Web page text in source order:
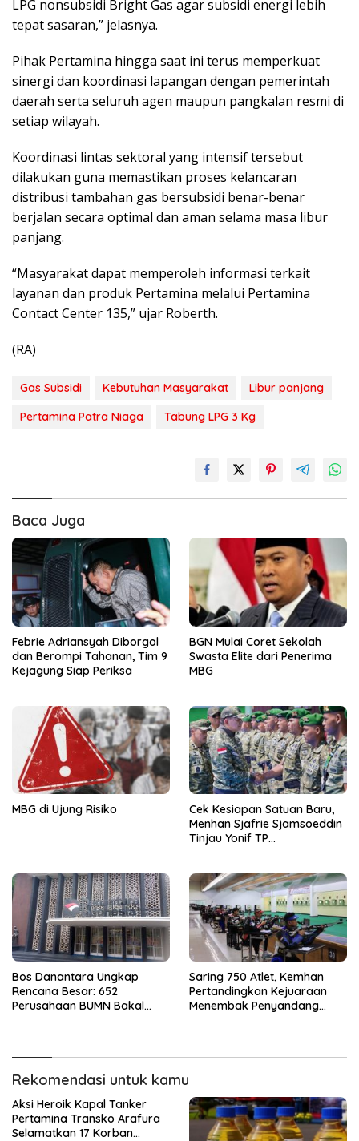
LPG nonsubsidi Bright Gas agar subsidi energi lebih
tepat sasaran,” jelasnya.
Pihak Pertamina hingga saat ini terus memperkuat
sinergi dan koordinasi lapangan dengan pemerintah
daerah serta seluruh agen maupun pangkalan resmi di
setiap wilayah.
Koordinasi lintas sektoral yang intensif tersebut
dilakukan guna memastikan proses kelancaran
distribusi tambahan gas bersubsidi benar-benar
berjalan secara optimal dan aman selama masa libur
panjang.
“Masyarakat dapat memperoleh informasi terkait
layanan dan produk Pertamina melalui Pertamina
Contact Center 135,” ujar Roberth.
(RA)
Gas Subsidi Kebutuhan Masyarakat
Libur panjang
Pertamina Patra Niaga
Tabung LPG 3 Kg
Baca Juga
Febrie Adriansyah Diborgol
dan Berompi Tahanan, Tim 9
Kejagung Siap Periksa
BGN Mulai Coret Sekolah
Swasta Elite dari Penerima
MBG
MBG di Ujung Risiko
Cek Kesiapan Satuan Baru,
Menhan Sjafrie Sjamsoeddin
Tinjau Yonif TP
Bos Danantara Ungkap
Rencana Besar: 652
Perusahaan BUMN Bakal
Saring 750 Atlet, Kemhan
Pertandingkan Kejuaraan
Menembak Penyandang
Rekomendasi untuk kamu
Aksi Heroik Kapal Tanker
Pertamina Transko Arafura
Selamatkan 17 Korban